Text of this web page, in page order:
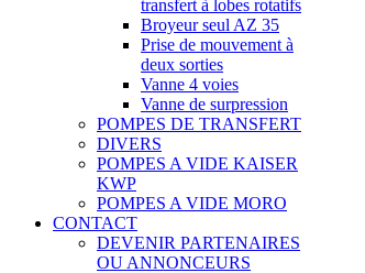
transfert à lobes rotatifs
Broyeur seul AZ 35
Prise de mouvement à
deux sorties
Vanne 4 voies
Vanne de surpression
POMPES DE TRANSFERT
DIVERS
POMPES A VIDE KAISER
KWP
POMPES A VIDE MORO
CONTACT
DEVENIR PARTENAIRES
OU ANNONCEURS